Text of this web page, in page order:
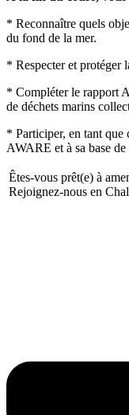
* Reconnaître quels
du fond de la mer.
* Respecter et protéger
* Compléter le rapport
de déchets marins
* Participer, en tant
AWARE et à sa base
Êtes-vous prêt(e) à
Rejoignez-nous en